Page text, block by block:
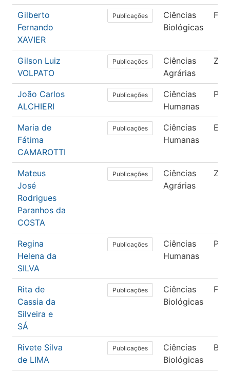
Gilberto
Fernando
XAVIER
Publicações
Ciências
Biológicas
Gilson Luiz
VOLPATO
Publicações
Ciências
Agrárias
João Carlos
ALCHIERI
Publicações
Ciências
Humanas
Maria de
Fátima
CAMAROTTI
Publicações
Ciências
Humanas
Mateus
José
Rodrigues
Paranhos da
COSTA
Publicações
Ciências
Agrárias
Regina
Helena da
SILVA
Publicações
Ciências
Humanas
Rita de
Cassia da
Silveira e
SÁ
Publicações
Ciências
Biológicas
Rivete Silva
de LIMA
Publicações
Ciências
Biológicas